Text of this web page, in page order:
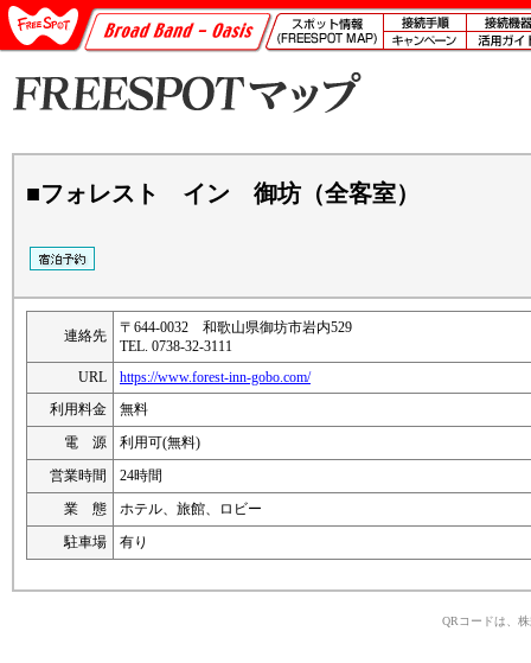
■フォレスト イン 御坊（全客室）
連絡先
〒644-0032 和歌山県御坊市岩内529
TEL. 0738-32-3111
URL
https://www.forest-inn-gobo.com/
利用料金
無料
電 源
利用可(無料)
営業時間
24時間
業 態
ホテル、旅館、ロビー
駐車場
有り
QRコードは、